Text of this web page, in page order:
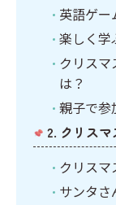
英語ゲ
楽しく学
クリス
は？
親子で参
2. クリス
クリス
サンタさ